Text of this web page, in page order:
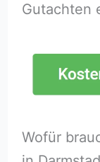
Gutachten
Wofür